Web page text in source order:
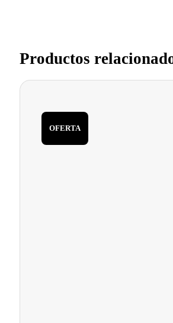
Productos
OFERTA